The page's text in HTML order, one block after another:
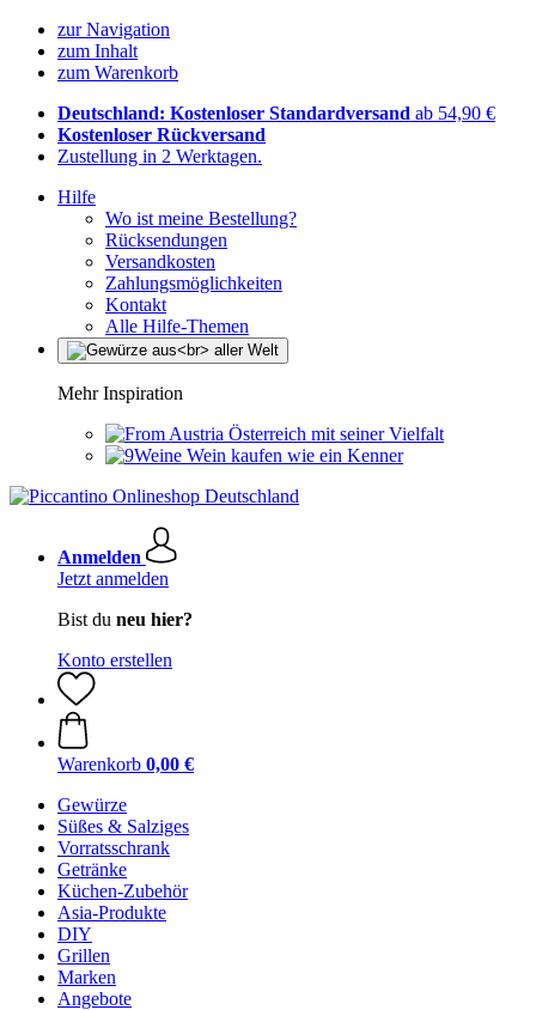
zur Navigation
zum Inhalt
zum Warenkorb
Deutschland: Kostenloser Standardversand ab 54,90 €
Kostenloser Rückversand
Zustellung in 2 Werktagen.
Hilfe
Wo ist meine Bestellung?
Rücksendungen
Versandkosten
Zahlungsmöglichkeiten
Kontakt
Alle Hilfe-Themen
Mehr Inspiration
Österreich mit seiner Vielfalt
Wein kaufen wie ein Kenner
Anmelden
Jetzt anmelden
Bist du neu hier?
Konto erstellen
Warenkorb 0,00 €
Gewürze
Süßes & Salziges
Vorratsschrank
Getränke
Küchen-Zubehör
Asia-Produkte
DIY
Grillen
Marken
Angebote